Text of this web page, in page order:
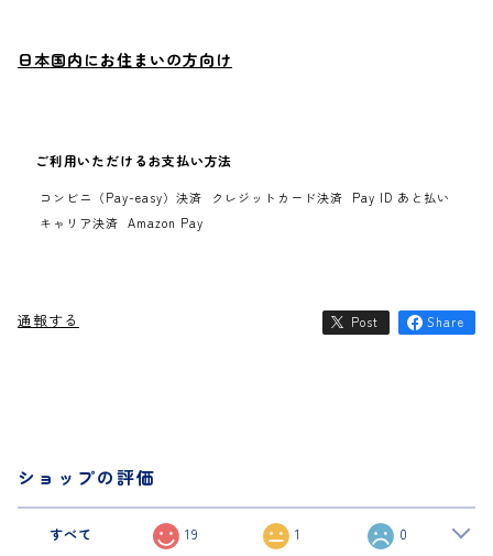
日本国内にお住まいの方向け
ご利用いただけるお支払い方法
コンビニ（Pay-easy）決済 クレジットカード決済
Pay ID あと払い
キャリア決済 Amazon Pay
通報する Post Share
ショップの評価
すべて 19 1 0